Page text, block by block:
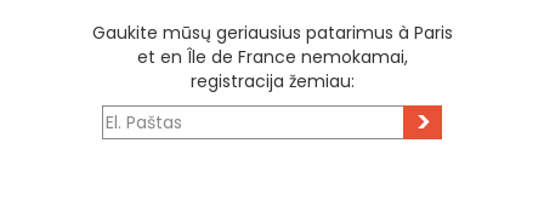
Gaukite mūsų geriausius patarimus à Paris
et en Île de France nemokamai,
registracija žemiau:
>